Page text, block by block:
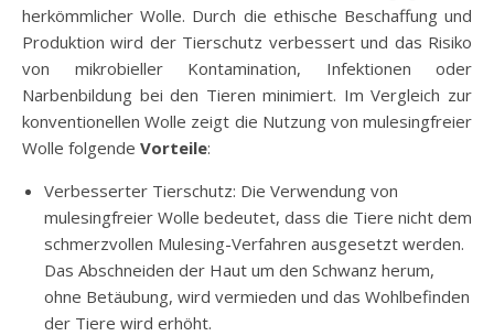
herkömmlicher Wolle. Durch die ethische Beschaffung und
Produktion wird der Tierschutz verbessert und das Risiko
von mikrobieller Kontamination, Infektionen oder
Narbenbildung bei den Tieren minimiert. Im Vergleich zur
konventionellen Wolle zeigt die Nutzung von mulesingfreier
Wolle folgende Vorteile:
Verbesserter Tierschutz: Die Verwendung von
mulesingfreier Wolle bedeutet, dass die Tiere nicht dem
schmerzvollen Mulesing-Verfahren ausgesetzt werden.
Das Abschneiden der Haut um den Schwanz herum,
ohne Betäubung, wird vermieden und das Wohlbefinden
der Tiere wird erhöht.